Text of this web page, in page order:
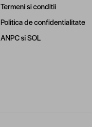
Termeni si conditii
Politica de confidentialitate
ANPCsiSOL